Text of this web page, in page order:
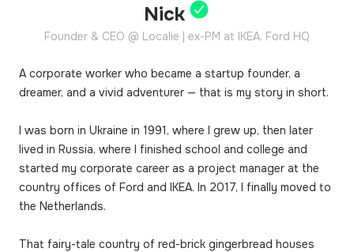
Nick
Founder & CEO @ Localie | ex-PM at IKEA, Ford HQ
A corporate worker who became a startup founder, a
dreamer, and a vivid adventurer — that is my story in short.
I was born in Ukraine in 1991, where I grew up, then later
lived in Russia, where I finished school and college and
started my corporate career as a project manager at the
country offices of Ford and IKEA. In 2017, I finally moved to
the Netherlands.
That fairy-tale country of red-brick gingerbread houses